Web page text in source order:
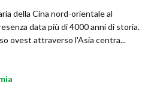
della Cina nord-orientale al
data più di 4000 anni di storia.
ovest attraverso l'Asia centra...